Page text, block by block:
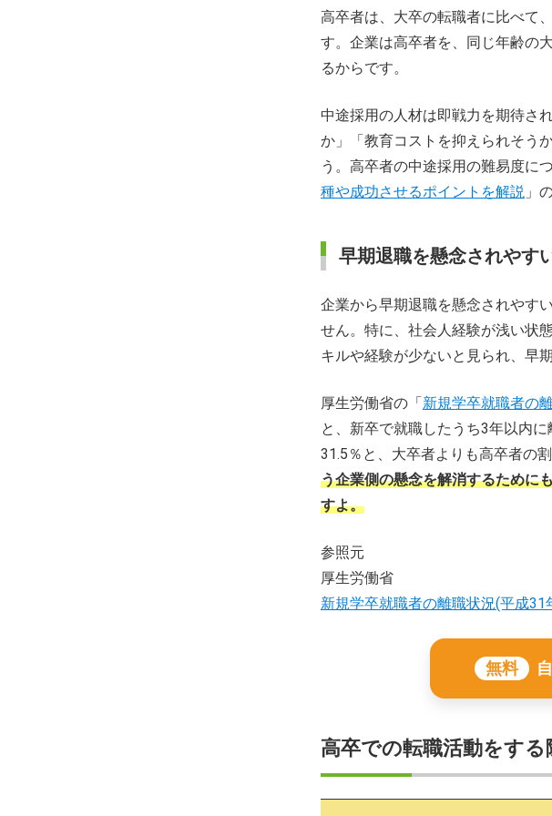
高卒者は、大卒の転職者に比べて
す。企業は高卒者を、同じ年齢の
るからです。
中途採用の人材は即戦力を期待さ
か」「教育コストを抑えられそう
う。高卒者の中途採用の難易度に
種や成功させるポイントを解説 」
早期退職を懸念されやす
企業から早期退職を懸念されやす
せん。特に、社会人経験が浅い状
キルや経験が少ないと見られ、早
厚生労働省の「新規学卒就職者の
と、新卒で就職したうち3年以内
31.5％と、大卒者よりも高卒者の
う企業側の懸念を解消するために
すよ。
参照元
厚生労働省
新規学卒就職者の離職状況(平成
無料
高卒での転職活動をする